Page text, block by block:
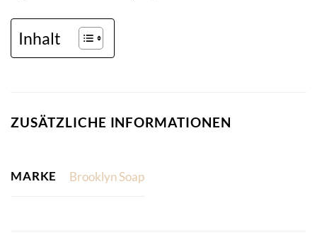
Inhalt
ZUSÄTZLICHE INFORMATIONEN
MARKE Brooklyn Soap